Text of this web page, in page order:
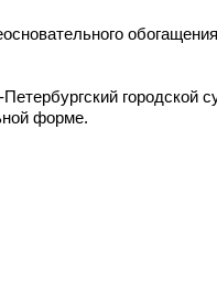
городской
форме.